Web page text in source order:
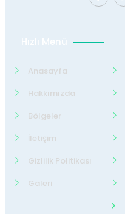
Hızlı Menü
Anasayfa
Hakkımızda
Bölgeler
İletişim
Gizlilik Politikası
Galeri